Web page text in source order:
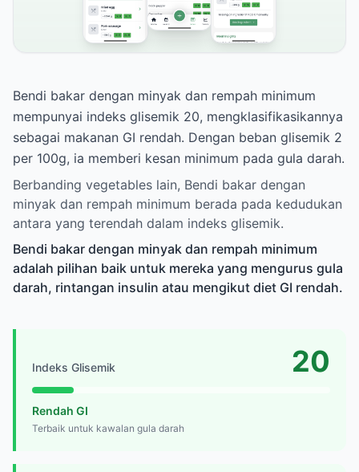
Bendi bakar dengan minyak dan rempah minimum
mempunyai indeks glisemik 20, mengklasifikasikannya
sebagai makanan GI rendah. Dengan beban glisemik 2
per 100g, ia memberi kesan minimum pada gula darah.
Berbanding vegetables lain, Bendi bakar dengan
minyak dan rempah minimum berada pada kedudukan
antara yang terendah dalam indeks glisemik.
Bendi bakar dengan minyak dan rempah minimum
adalah pilihan baik untuk mereka yang mengurus gula
darah, rintangan insulin atau mengikut diet GI rendah.
Indeks Glisemik 20
Rendah GI
Terbaik untuk kawalan gula darah